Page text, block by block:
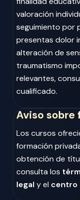
valoración
seguimiento por
presentas dolor
alteración de
traumatismo
relevantes,
cualificado.
Aviso sobre
Los cursos
formación
obtención de
consulta los
legal y el centro